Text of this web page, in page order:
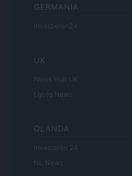
GERMANIA
Investieren24
UK
News Hub UK
Lgbtq News
OLANDA
Investeren 24
NL Newz